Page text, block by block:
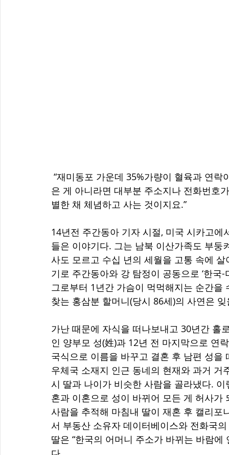
은 게 아니라면 대부분 주소지나 전화번호
별한 채 체념하고 사는 것이지요.”
14년전 주간동아 기자 시절, 미국 시카고
들은 이야기다. 그는 남북 이산가족도 부
사도 모르고 수십 년의 세월을 고통 속에
기로 주간동아와 강 탐정이 공동으로 ‘한
그로부터 1년간 가슴이 먹먹해지는 순간
찾는 홍삼분 할머니(당시 86세)의 사연은
가난 때문에 자식을 떠나보내고 30년간 홀
인 양부모 성(姓)과 12년 전 마지막으로 연
국식으로 이름을 바꾸고 결혼 후 남편 성을
우체국 소재지 인근 동네의 현재와 과거
시 딸과 나이가 비슷한 사람을 골라냈다.
혼과 이혼으로 성이 바뀌어 모든 게 허사
사람을 추적해 마침내 딸이 재혼 후 캘리
서 부동산 소유자 데이터베이스와 전화국
딸은 “한국의 어머니 주소가 바뀌는 바람